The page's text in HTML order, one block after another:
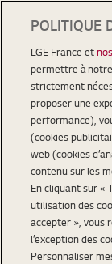
POLITIQUE
LGE France et
permettre à
strictement
proposer une
performance),
(cookies
web (cookies
contenu sur les
En cliquant sur «
utilisation des
accepter », vous
l’exception des
Personnaliser